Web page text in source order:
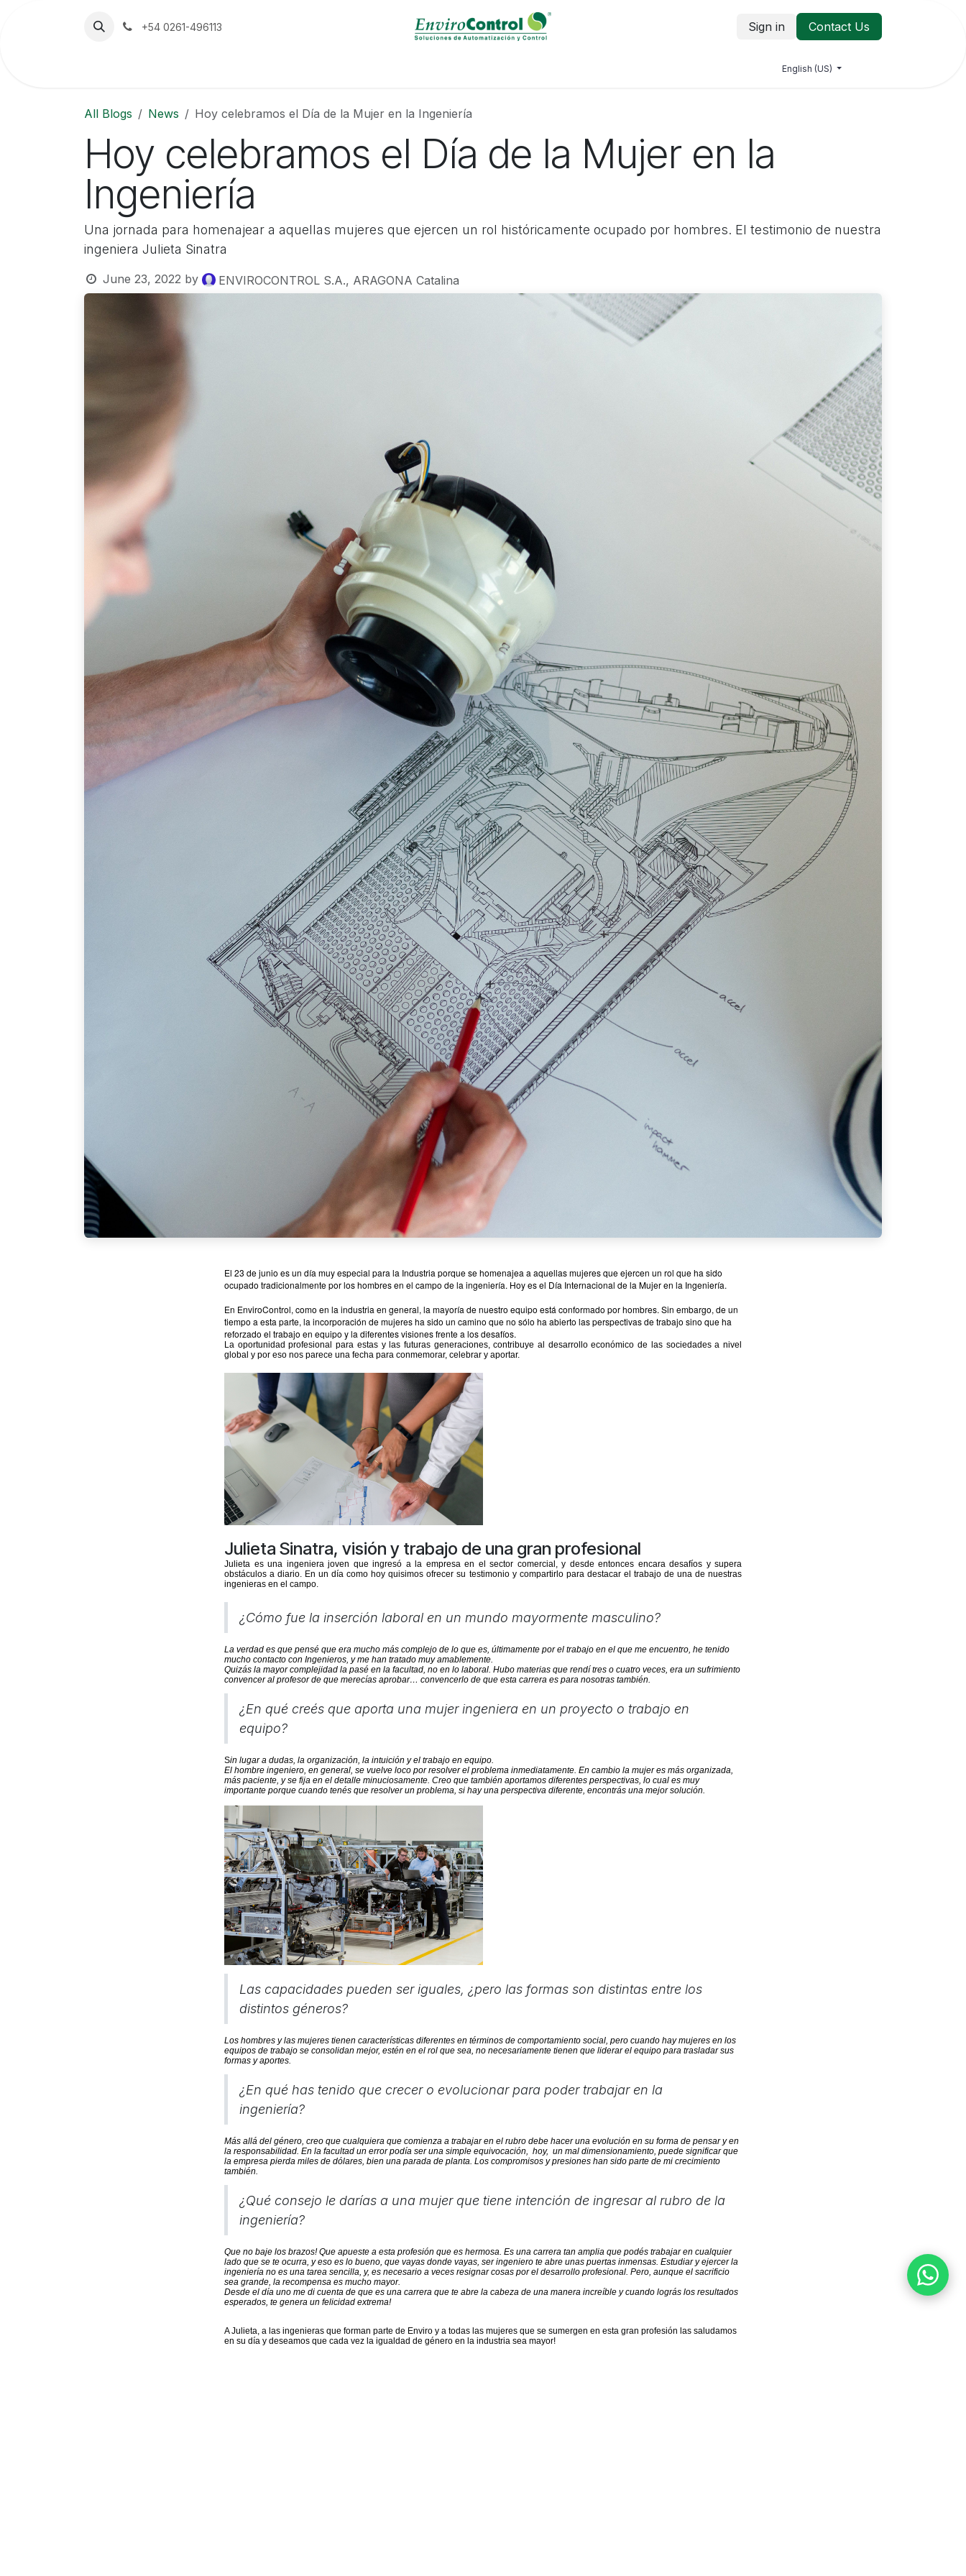
+54 0261-496113 Sign in Contact Us
English (US)
All Blogs News Hoy celebramos el Día de la Mujer en la Ingeniería
Hoy celebramos el Día de la Mujer en la
Ingeniería
Una jornada para homenajear a aquellas mujeres que ejercen un rol históricamente ocupado por hombres. El testimonio de nuestra
ingeniera Julieta Sinatra
June 23, 2022 by ENVIROCONTROL S.A., ARAGONA Catalina
El 23 de junio es un día muy especial para la Industria porque se homenajea a aquellasmujeresque ejercen un rol que ha sido
ocupado tradicionalmente por los hombres en el campo de la ingeniería. Hoy es el Día Internacional de la Mujer en la Ingeniería.
En EnviroControl, como en la industria en general, la mayoría de nuestro equipo está conformado por hombres. Sin embargo, de un
tiempo a esta parte, la incorporación demujeresha sido un camino que no sólo ha abierto las perspectivas de trabajo sino que ha
reforzado el trabajo en equipo y la diferentes visiones frente a losdesafíos.
La oportunidad profesional para estas y las futuras generaciones, contribuye al desarrollo económico de las sociedades a nivel
global y por eso nos parece una fecha para conmemorar, celebrar y aportar.
Julieta Sinatra, visión y trabajo de una gran profesional
Julieta es una ingeniera joven que ingresó a la empresa en el sector comercial, y desde entonces encara desafíos y supera
obstáculos a diario. En un día como hoy quisimos ofrecer su testimonio y compartirlo para destacar el trabajo de una de nuestras
ingenieras en el campo.
¿Cómo fue la inserción laboral en un mundo mayormente masculino?
La verdad es que pensé que era mucho más complejo de lo que es, últimamente por el trabajo en el que me encuentro, he tenido
mucho contacto con Ingenieros, y me han tratado muy amablemente.
Quizás la mayor complejidad la pasé en la facultad, no en lo laboral. Hubo materias que rendí tres o cuatro veces, era un sufrimiento
convencer al profesor de que merecías aprobar… convencerlo de que esta carrera es para nosotras también.
¿En qué creés que aporta una mujer ingeniera en un proyecto o trabajo en
equipo?
Sin lugar a dudas, la organización, la intuición y el trabajo en equipo.
El hombre ingeniero, en general, se vuelve loco por resolver el problema inmediatamente. En cambio la mujer es más organizada,
más paciente, y se fija en el detalle minuciosamente. Creo que también aportamos diferentes perspectivas, lo cual es muy
importante porque cuando tenés que resolver un problema, si hay una perspectiva diferente, encontrás una mejor solución.
Las capacidades pueden ser iguales, ¿pero las formas son distintas entre los
distintos géneros?
Los hombres y las mujeres tienen características diferentes en términos de comportamiento social, pero cuando haymujeres en los
equipos de trabajo se consolidan mejor, estén en el rol que sea, no necesariamente tienen que liderar el equipo para trasladar sus
formas y aportes.
¿En qué has tenido que crecer o evolucionar para poder trabajar en la
ingeniería?
Más allá del género, creo que cualquiera que comienza a trabajar en el rubro debe hacer una evolución en su forma de pensar y en
la responsabilidad. En la facultad un error podía ser una simple equivocación, hoy, un mal dimensionamiento, puede significar que
la empresa pierda miles de dólares, bien una parada de planta. Los compromisos y presiones han sido parte de mi crecimiento
también.
¿Qué consejo le darías a una mujer que tiene intención de ingresar al rubro de la
ingeniería?
Que no baje los brazos! Que apueste a esta profesión que es hermosa. Es una carrera tan amplia que podés trabajar en cualquier
lado que se te ocurra, y eso es lo bueno, que vayas donde vayas, ser ingeniero te abre unas puertas inmensas. Estudiar y ejercer la
ingeniería no es una tarea sencilla, y, es necesario a veces resignar cosas por el desarrollo profesional. Pero, aunque el sacrificio
sea grande, la recompensa es mucho mayor.
Desde el día uno me di cuenta de que es una carrera que te abre la cabeza de una manera increíble y cuando lográs los resultados
esperados, te genera un felicidad extrema!
A Julieta, a las ingenieras que forman parte de Enviro y a todas las mujeres que se sumergen en esta gran profesión las saludamos
en su día y deseamos que cada vez la igualdad de género en la industria sea mayor!